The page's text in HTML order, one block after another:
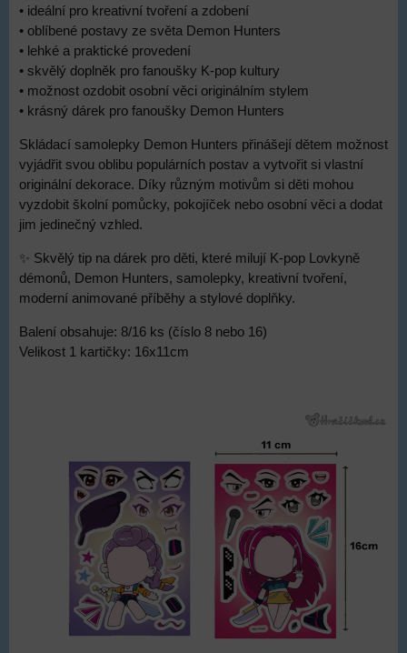
• ideální pro kreativní tvoření a zdobení
• oblíbené postavy ze světa Demon Hunters
• lehké a praktické provedení
• skvělý doplněk pro fanoušky K-pop kultury
• možnost ozdobit osobní věci originálním stylem
• krásný dárek pro fanoušky Demon Hunters
Skládací samolepky Demon Hunters přinášejí dětem možnost
vyjádřit svou oblibu populárních postav a vytvořit si vlastní
originální dekorace. Díky různým motivům si děti mohou
vyzdobit školní pomůcky, pokojíček nebo osobní věci a dodat
jim jedinečný vzhled.
✨ Skvělý tip na dárek pro děti, které milují K-pop Lovkyně
démonů, Demon Hunters, samolepky, kreativní tvoření,
moderní animované příběhy a stylové doplňky.
Balení obsahuje: 8/16 ks (číslo 8 nebo 16)
Velikost 1 kartičky: 16x11cm